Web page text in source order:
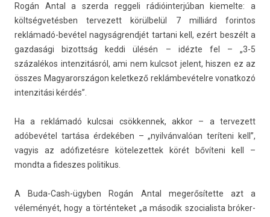
Rogán Antal a szer­da re­ggeli rádióin­terjúban kiemel­te: a
költségvetésben ter­vezett körülbelül 7 milliárd forin­tos
reklámadó-bevétel nagyság­rendjét tar­tani kell, ezért beszélt a
gaz­dasági bi­zottság keddi ülésén – idézte fel – „3-5
százalékos in­ten­zitás­ról, ami nem kulcsot jelent, hisz­en ez az
összes Magyarországon kelet­kező reklámbevételre vonat­kozó
in­ten­zitási kérdés”.
Ha a reklámadó kulcsai csök­kennek, akkor – a ter­vezett
adóbevétel tartása érdekében – „nyilvánvalóan teríteni kell”,
vagyis az adófizetésre kötelezet­tek körét bővíteni kell –
mondta a fides­zes politikus.
A Buda-Cash-ügyben Rogán Antal megerősítette azt a
véleményét, hogy a tör­ténteket „a második szocialis­ta bróker­